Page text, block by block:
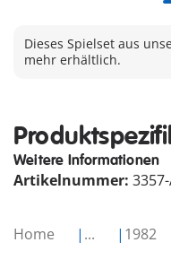
Home ... 1982
Dieses Spielset aus
mehr erhältlich.
Weitere Informationen
Artikelnummer: